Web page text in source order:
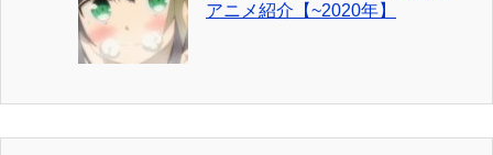
アニメ紹介【~2020年】